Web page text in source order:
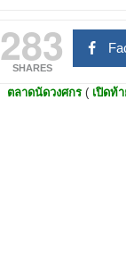
283
SHARES
ตลาดนัดวงศกร ( เปิดท้